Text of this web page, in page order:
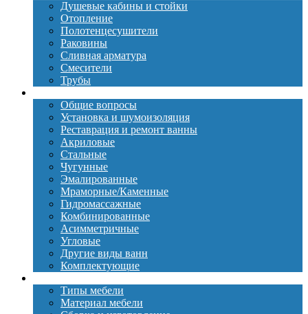
Душевые кабины и стойки
Отопление
Полотенцесушители
Раковины
Сливная арматура
Смесители
Трубы
Общие вопросы
Установка и шумоизоляция
Реставрация и ремонт ванны
Акриловые
Стальные
Чугунные
Эмалированные
Мраморные/Каменные
Гидромассажные
Комбинированные
Асимметричные
Угловые
Другие виды ванн
Комплектующие
Типы мебели
Материал мебели